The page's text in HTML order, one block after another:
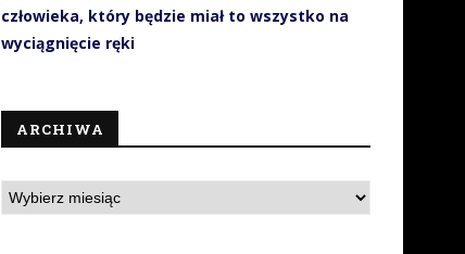
człowieka, który będzie miał to wszystko na
wyciągnięcie ręki
ARCHIWA